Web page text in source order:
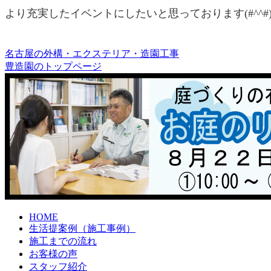
より充実したイベントにしたいと思っております
名古屋の外構・エクステリア・造園工事
豊造園のトップページ
HOME
生活提案例（施工事例）
施工までの流れ
お客様の声
スタッフ紹介